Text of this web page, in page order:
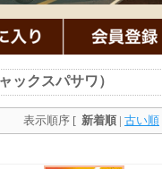
ックスパサワ）
表示順序 [ 新着順 | 古い順